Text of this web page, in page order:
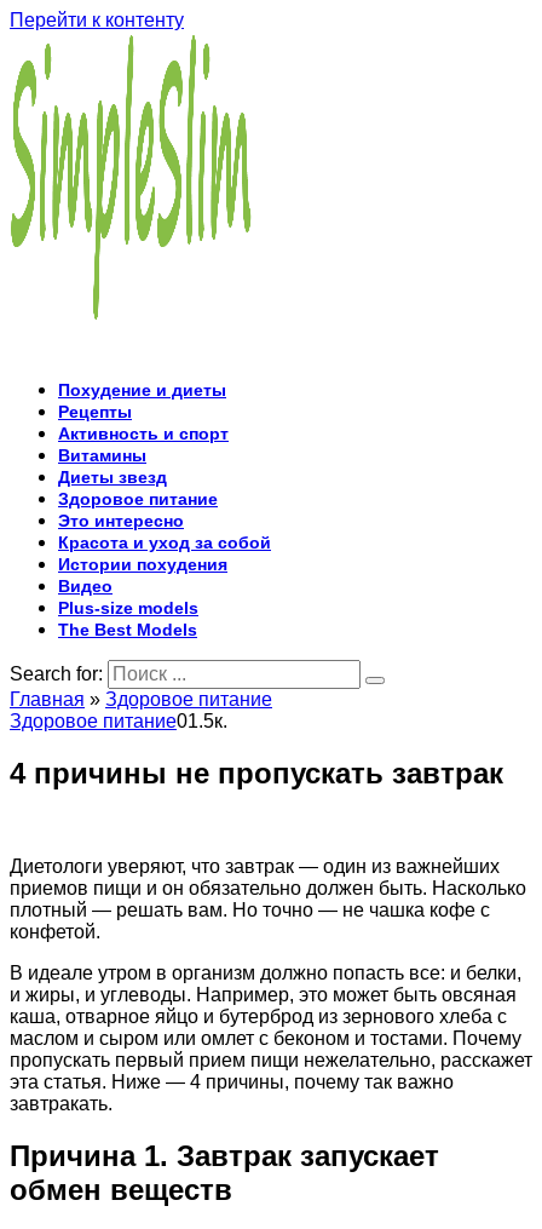
Перейти к контенту
Похудение и диеты
Рецепты
Активность и спорт
Витамины
Диеты звезд
Здоровое питание
Это интересно
Красота и уход за собой
Истории похудения
Видео
Plus-size models
The Best Models
Search for:
Главная » Здоровое питание
Здоровое питание01.5к.
4 причины не пропускать завтрак
Диетологи уверяют, что завтрак — один из важнейших
приемов пищи и он обязательно должен быть. Насколько
плотный — решать вам. Но точно — не чашка кофе с
конфетой.
В идеале утром в организм должно попасть все: и белки,
и жиры, и углеводы. Например, это может быть овсяная
каша, отварное яйцо и бутерброд из зернового хлеба с
маслом и сыром или омлет с беконом и тостами. Почему
пропускать первый прием пищи нежелательно, расскажет
эта статья. Ниже — 4 причины, почему так важно
завтракать.
Причина 1. Завтрак запускает
обмен веществ